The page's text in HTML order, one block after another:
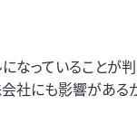
っていることが判
会社にも影響がある